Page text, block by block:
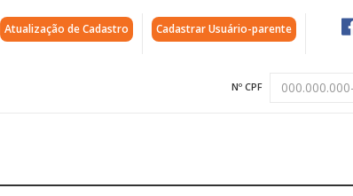
Atualização de Cadastro Cadastrar Usuário-parente
Nº CPF